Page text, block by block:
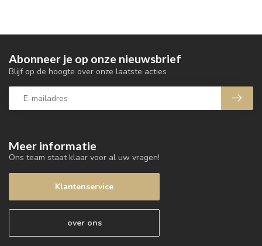
Meer informatie
Ons team staat klaar voor al uw vragen!
Klantenservice
over ons
Abonneer je op onze nieuwsbrief
Blijf op de hoogte over onze laatste acties